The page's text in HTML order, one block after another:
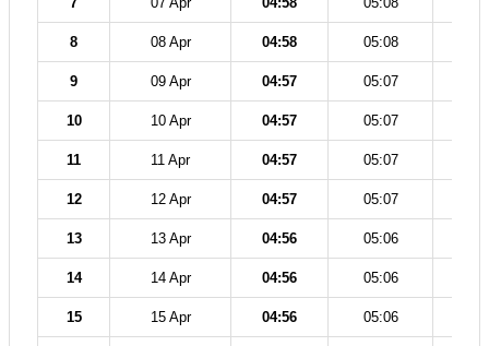
8 08 Apr 04:58 05:08
9 09 Apr 04:57 05:07
10 10 Apr 04:57 05:07
11 11 Apr 04:57 05:07
12 12 Apr 04:57 05:07
13 13 Apr 04:56 05:06
14 14 Apr 04:56 05:06
15 15 Apr 04:56 05:06